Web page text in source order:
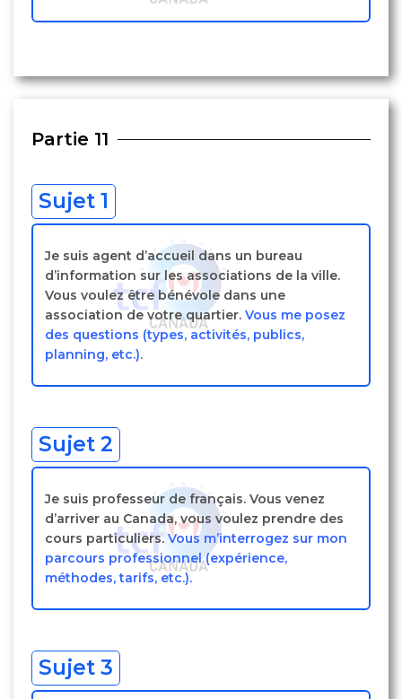
Partie 11
Sujet 1
Je suis agent d’accueil dans un bureau
d’information sur les associations de la ville.
Vous voulez être bénévole dans une
association de votre quartier. Vous me posez
des questions (types, activités, publics,
planning, etc.).
Sujet 2
Je suis professeur de français. Vous venez
d’arriver au Canada, vous voulez prendre des
cours particuliers. Vous m’interrogez sur mon
parcours professionnel (expérience,
méthodes, tarifs, etc.).
Sujet 3